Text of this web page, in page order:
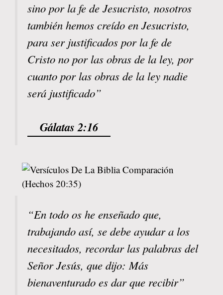
sino por la fe de Jesucristo, nosotros
también hemos creído en Jesucristo,
para ser justificados por la fe de
Cristo no por las obras de la ley, por
cuanto por las obras de la ley nadie
será justificado”
Gálatas 2:16
“En todo os he enseñado que,
trabajando así, se debe ayudar a los
necesitados, recordar las palabras del
Señor Jesús, que dijo: Más
bienaventurado es dar que recibir”